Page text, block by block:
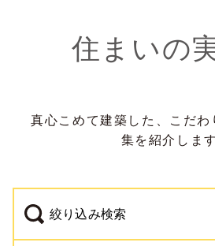
住まいの
真心こめて建築した、こだわ
集を紹介します
絞り込み検索